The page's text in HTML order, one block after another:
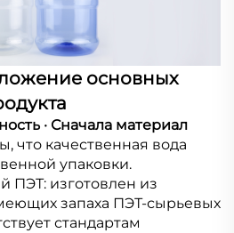
основных
· Сначала материал
что качественная вода
упаковки.
изготовлен из
запаха ПЭТ-сырьевых
стандартам